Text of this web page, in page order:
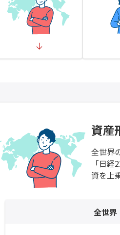
資産
全世界
「日
資を上
全世界